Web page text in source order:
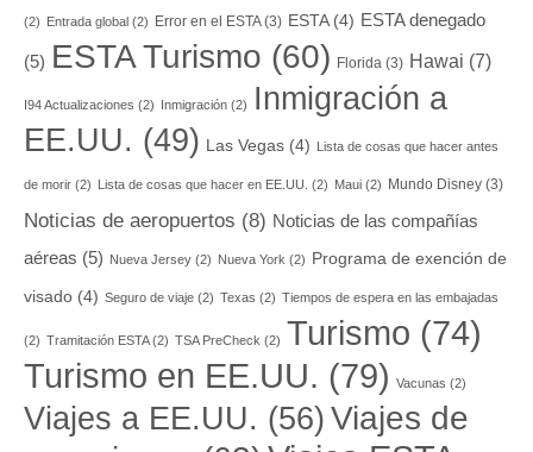
(2) Entrada global (2) Error en el ESTA(3) ESTA(4) ESTA denegado
(5) ESTA Turismo (60) Florida (3) Hawai (7)
I94 Actualizaciones (2) Inmigración (2)
Inmigración a
EE.UU. (49) Las Vegas (4) Lista de cosas que hacer antes
de morir (2) Lista de cosas que hacer en EE.UU. (2) Maui (2) Mundo Disney (3)
Noticias de aeropuertos (8) Noticias de las compañías
aéreas (5) Nueva Jersey (2) Nueva York (2) Programa de exención de
visado (4) Seguro de viaje (2) Texas (2) Tiempos de espera en las embajadas
(2) Tramitación ESTA(2) TSA PreCheck (2) Turismo (74)
Turismo en EE.UU. (79) Vacunas (2)
Viajes a EE.UU. (56)Viajes de